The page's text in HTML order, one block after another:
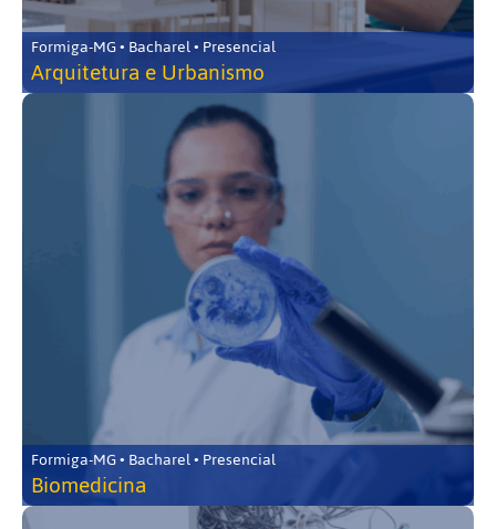
Formiga-MG • Bacharel • Presencial
Arquitetura e Urbanismo
Formiga-MG • Bacharel • Presencial
Biomedicina